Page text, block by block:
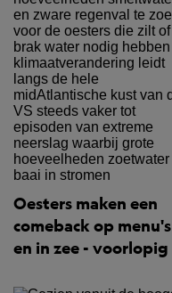
Oesters maken een
comeback op menu's
en in zee - voorlopig